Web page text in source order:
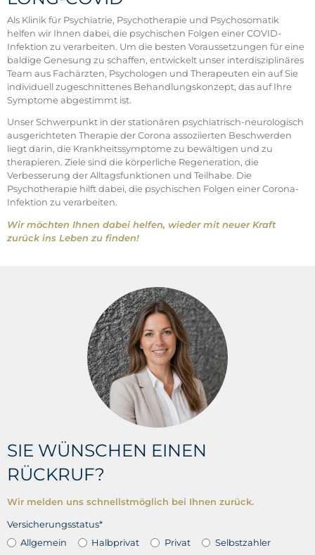
Als Klinik für Psychiatrie, Psychotherapie und Psychosomatik
helfen wir Ihnen dabei, die psychischen Folgen einer COVID-
Infektion zu verarbeiten. Um die besten Voraussetzungen für eine
baldige Genesung zu schaffen, entwickelt unser interdisziplinäres
Team aus Fachärzten, Psychologen und Therapeuten ein auf Sie
individuell zugeschnittenes Behandlungskonzept, das auf Ihre
Symptome abgestimmt ist.
Unser Schwerpunkt in der stationären psychiatrisch-neurologisch
ausgerichteten Therapie der Corona assoziierten Beschwerden
liegt darin, die Krankheitssymptome zu bewältigen und zu
therapieren. Ziele sind die körperliche Regeneration, die
Verbesserung der Alltagsfunktionen und Teilhabe. Die
Psychotherapie hilft dabei, die psychischen Folgen einer Corona-
Infektion zu verarbeiten.
Wir möchten Ihnen dabei helfen, wieder mit neuer Kraft
zurück ins Leben zu finden!
SIE WÜNSCHEN EINEN
RÜCKRUF?
Wir melden uns schnellstmöglich bei Ihnen zurück.
Versicherungsstatus*
Allgemein
Halbprivat Privat Selbstzahler